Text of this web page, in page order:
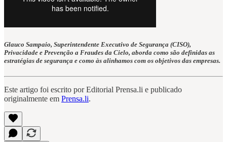
Glauco Sampaio, Superintendente Executivo de Segurança (CISO),
Privacidade e Prevenção a Fraudes da Cielo, aborda como são definidas as
estratégias de segurança e como às alinhamos com os objetivos das empresas.
Este artigo foi escrito por Editorial Prensa.li e publicado
originalmente em Prensa.li.